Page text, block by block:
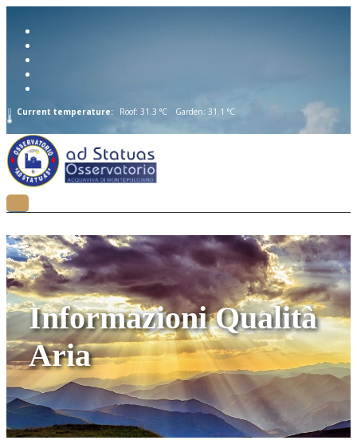
Current temperature: Roof: 31.3 °C Garden: 31.1 °C
Informazioni Qualità
Aria